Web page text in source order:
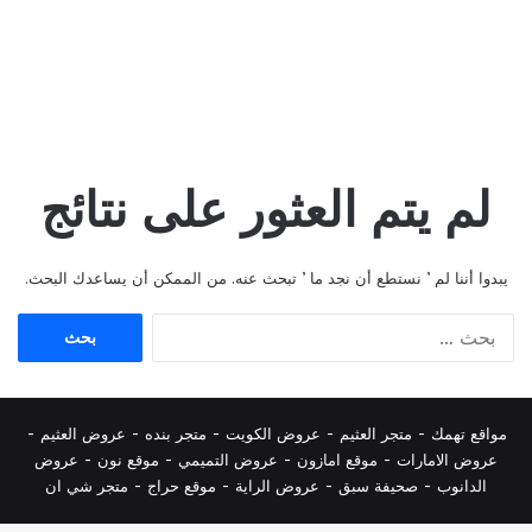
لم يتم العثور على نتائج
يبدوا أننا لم ’ نستطع أن نجد ما ’ تبحث عنه. من الممكن أن يساعدك البحث.
مواقع تهمك - متجر العثيم - عروض الكويت - متجر بنده - عروض العثيم -
عروض الامارات - موقع امازون - عروض التميمي - موقع نون - عروض
الدانوب - صحيفة سبق - عروض الراية - موقع حراج - متجر شي ان